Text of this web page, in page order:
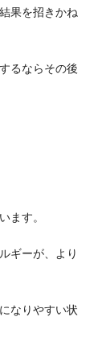
果を招きかね
るならその後
ます。
ギーが、より
なりやすい状